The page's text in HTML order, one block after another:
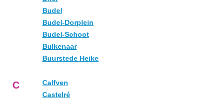
Budel
Budel-Dorplein
Budel-Schoot
Bulkenaar
Buurstede Heike
C
Calfven
Castelré